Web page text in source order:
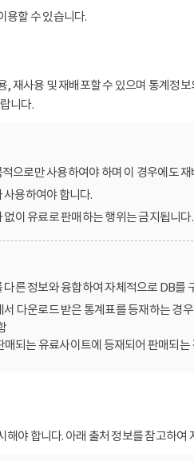
용할 수 있습니다.
재사용 및 재배포할 수 있으며 통계정
니다.
으로만 사용하여야 하며 이 경우에도
용하여야 합니다.
이 유료로 판매하는 행위는 금지됩니다.
른 정보와 융합하여 자체적으로 DB를
다운로드 받은 통계표를 등재하는 경
되는 유료사이트에 등재되어 판매되
야 합니다. 아래 출처 정보를 참고하